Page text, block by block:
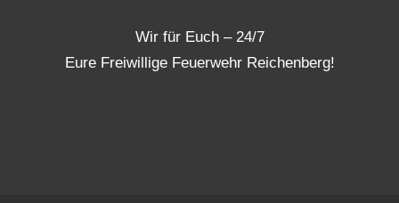
Wir für Euch – 24/7
Eure Freiwillige Feuerwehr Reichenberg!